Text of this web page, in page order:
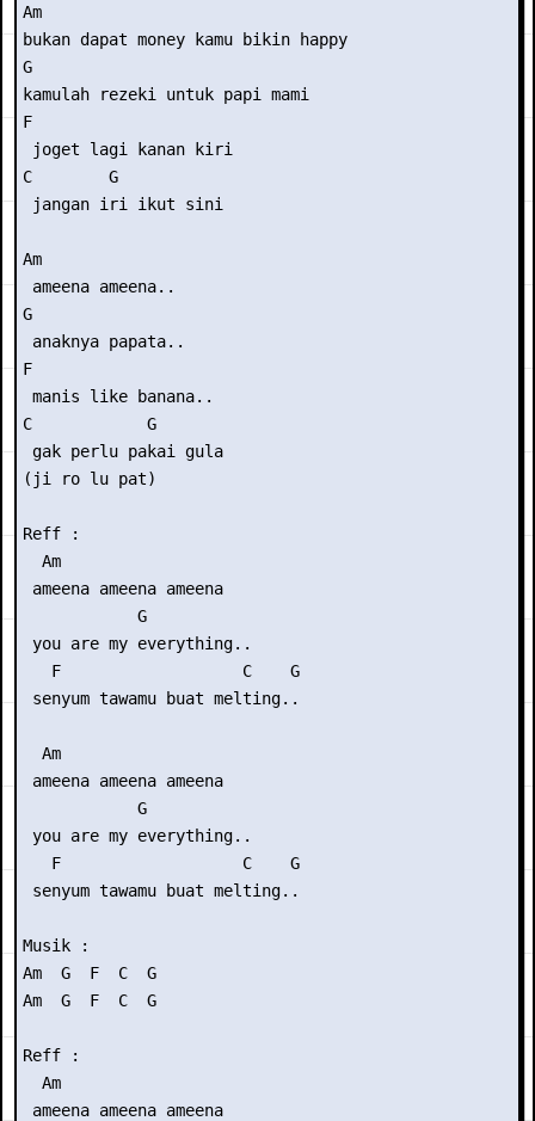
Am
bukan dapat money kamu bikin happy
G
kamulah rezeki untuk papi mami
F
joget lagi kanan kiri
C        G
jangan iri ikut sini
Am
ameena ameena..
G
anaknya papata..
F
manis like banana..
C            G
gak perlu pakai gula
(ji ro lu pat)
Reff :
  Am
ameena ameena ameena
            G
you are my everything..
   F                   C    G
senyum tawamu buat melting..
  Am
ameena ameena ameena
            G
you are my everything..
   F                   C    G
senyum tawamu buat melting..
Musik :
Am  G  F  C  G
Am  G  F  C  G
Reff :
  Am
ameena ameena ameena